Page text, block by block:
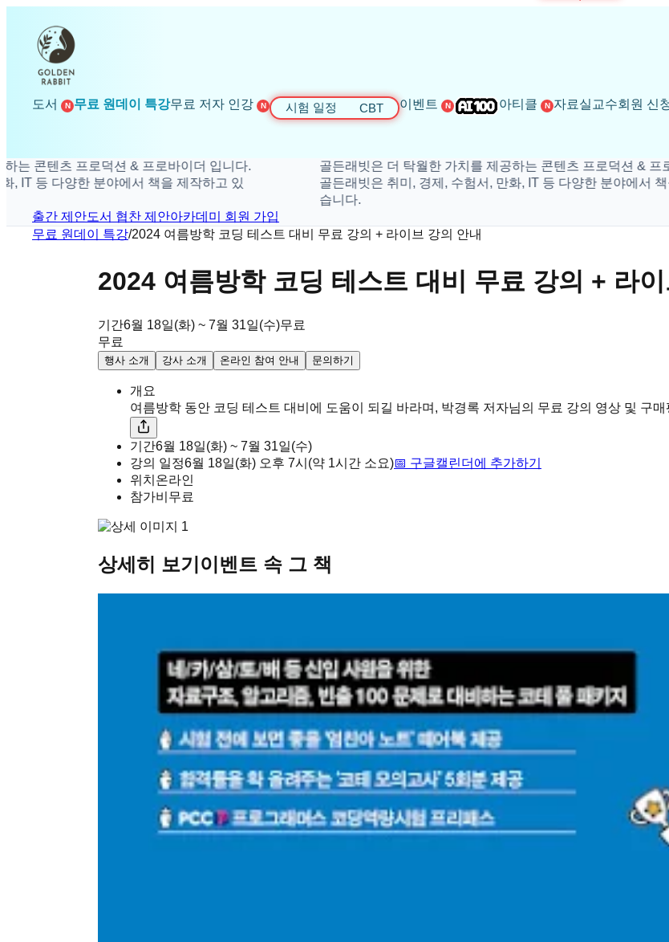
도서 N 무료 원데이 특강무료 저자 인강 N 시험 일정 CBT 이벤트 N 아티클 N 자료실 교수회원 신
츠 프로덕션 & 프로바이더 입니다.
다양한 분야에서 책을 제작하고 있
골든래빗은 더 탁월한 가치를 제공하는 콘텐츠 프로덕션 & 프로바이
골든래빗은 취미, 경제, 수험서, 만화, IT 등 다양한 분야에서 책을 제작
출간 제안도서 협찬 제안아카데미 회원 가입
무료 원데이 특강/2024 여름방학 코딩 테스트 대비 무료 강의 + 라이브 강의 안내
2024 여름방학 코딩 테스트 대비 무료 강의 + 라
기간6월 18일(화) ~ 7월 31일(수)무료
무료
행사 소개 강사 소개 온라인 참여 안내 문의하기
개요
여름방학 동안 코딩 테스트 대비에 도움이 되길 바라며, 박경록 저자님의 무료 강의 영상 및 구
기간6월 18일(화) ~ 7월 31일(수)
강의 일정6월 18일(화) 오후 7시 (약 1시간 소요)📅 구글캘린더에 추가하기
위치 온라인
참가비 무료
상세히 보기 이벤트 속 그 책